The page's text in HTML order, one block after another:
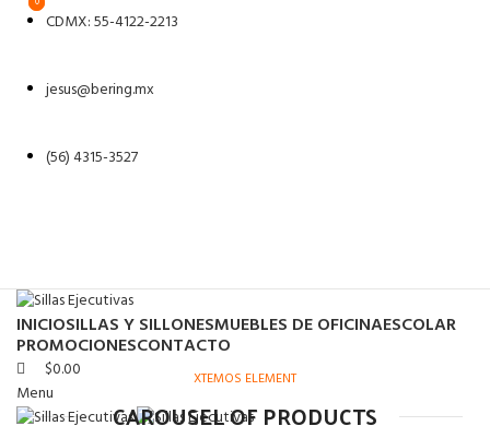
CDMX: 55-4122-2213
jesus@bering.mx
(56) 4315-3527
INICIOSILLAS Y SILLONESMUEBLES DE OFICINAESCOLAR
PROMOCIONESCONTACTO
$0.00
Menu
XTEMOS ELEMENT
CAROUSEL OF PRODUCTS